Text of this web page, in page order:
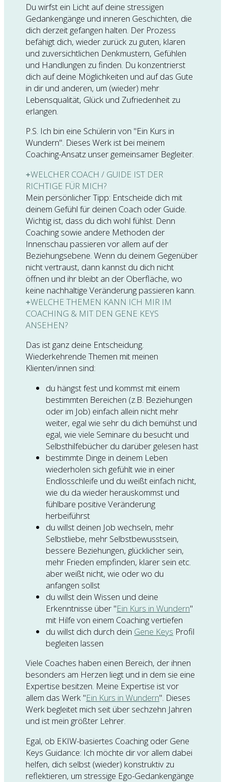
Du wirfst ein Licht auf deine stressigen
Gedankengänge und inneren Geschichten, die
dich derzeit gefangen halten. Der Prozess
befähigt dich, wieder zurück zu guten, klaren
und zuversichtlichen Denkmustern, Gefühlen
und Handlungen zu finden. Du konzentrierst
dich auf deine Möglichkeiten und auf das Gute
in dir und anderen, um (wieder) mehr
Lebensqualität, Glück und Zufriedenheit zu
erlangen.
P.S. Ich bin eine Schülerin von "Ein Kurs in
Wundern". Dieses Werk ist bei meinem
Coaching-Ansatz unser gemeinsamer Begleiter.
WELCHER COACH / GUIDE IST DER
RICHTIGE FÜR MICH?
Mein persönlicher Tipp: Entscheide dich mit
deinem Gefühl für deinen Coach oder Guide.
Wichtig ist, dass du dich wohl fühlst. Denn
Coaching sowie andere Methoden der
Innenschau passieren vor allem auf der
Beziehungsebene. Wenn du deinem Gegenüber
nicht vertraust, dann kannst du dich nicht
öffnen und ihr bleibt an der Oberfläche, wo
keine nachhaltige Veränderung passieren kann.
WELCHE THEMEN KANN ICH MIR IM
COACHING & MIT DEN GENE KEYS
ANSEHEN?
Das ist ganz deine Entscheidung.
Wiederkehrende Themen mit meinen
Klienten/innen sind:
du hängst fest und kommst mit einem
bestimmten Bereichen (z.B. Beziehungen
oder im Job) einfach allein nicht mehr
weiter, egal wie sehr du dich bemühst und
egal, wie viele Seminare du besucht und
Selbsthilfebücher du darüber gelesen hast
bestimmte Dinge in deinem Leben
wiederholen sich gefühlt wie in einer
Endlosschleife und du weißt einfach nicht,
wie du da wieder herauskommst und
fühlbare positive Veränderung
herbeiführst
du willst deinen Job wechseln, mehr
Selbstliebe, mehr Selbstbewusstsein,
bessere Beziehungen, glücklicher sein,
mehr Frieden empfinden, klarer sein etc.
aber weißt nicht, wie oder wo du
anfangen sollst
du willst dein Wissen und deine
Erkenntnisse über "Ein Kurs in Wundern"
mit Hilfe von einem Coaching vertiefen
du willst dich durch dein Gene Keys Profil
begleiten lassen
Viele Coaches haben einen Bereich, der ihnen
besonders am Herzen liegt und in dem sie eine
Expertise besitzen. Meine Expertise ist vor
allem das Werk "Ein Kurs in Wundern". Dieses
Werk begleitet mich seit über sechzehn Jahren
und ist mein größter Lehrer.
Egal, ob EKIW-basiertes Coaching oder Gene
Keys Guidance: Ich möchte dir vor allem dabei
helfen, dich selbst (wieder) konstruktiv zu
reflektieren, um stressige Ego-Gedankengänge